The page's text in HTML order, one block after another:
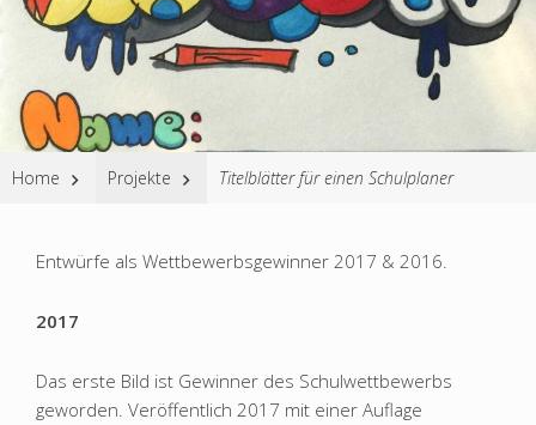
Website
Home Projekte Titelblätter für einen Schulplaner
Entwürfe als Wettbewerbsgewinner 2017 & 2016.
2017
Das erste Bild ist Gewinner des Schulwettbewerbs
geworden. Veröffentlich 2017 mit einer Auflage